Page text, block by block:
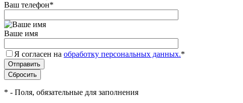
Ваш телефон*
Ваше имя
Я согласен на обработку персональных данных.*
* - Поля, обязательные для заполнения